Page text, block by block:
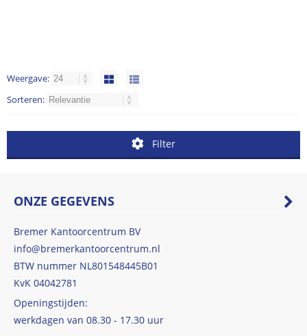
Weergave:
Sorteren:
Filter
ONZE GEGEVENS
Bremer Kantoorcentrum BV
info@bremerkantoorcentrum.nl
BTW nummer NL801548445B01
KvK 04042781
Openingstijden:
werkdagen van 08.30 - 17.30 uur